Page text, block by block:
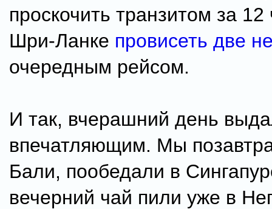
проскочить транзитом за
Шри-Ланке провисеть две
очередным рейсом.
И так, вчерашний день
впечатляющим. Мы
Бали, пообедали в
вечерний чай пили уже в